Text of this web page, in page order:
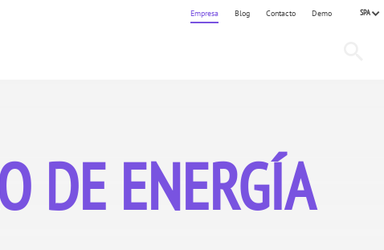
Empresa Blog Contacto Demo SPA
DE ENERGÍA